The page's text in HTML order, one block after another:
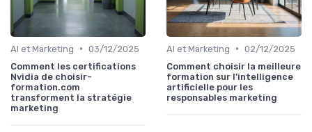
AI et Marketing • 03/12/2025
Comment les certifications
Nvidia de choisir-
formation.com
transforment la stratégie
marketing
AI et Marketing • 02/12/2025
Comment choisir la meilleure
formation sur l’intelligence
artificielle pour les
responsables marketing